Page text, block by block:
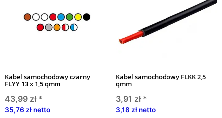
Kabel samochodowy czarny
FLYY 13 x 1,5 qmm
43,99 zł *
35,76 zł netto
Kabel samochodowy FLKK 2,5
qmm
3,91 zł *
3,18 zł netto